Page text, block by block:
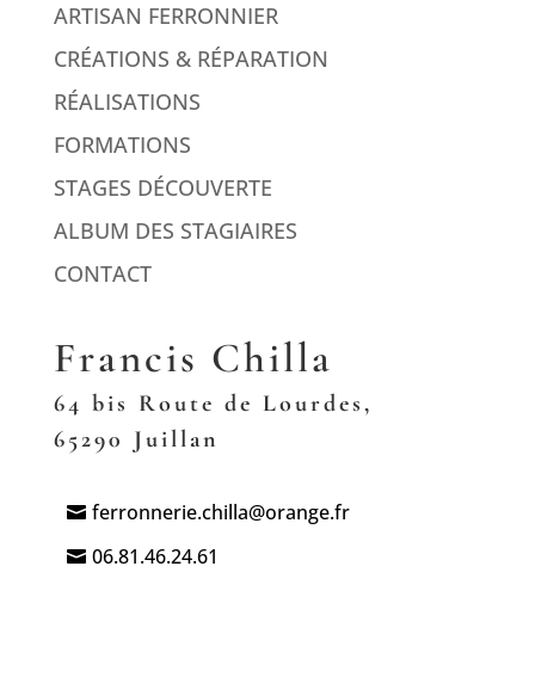
ARTISAN FERRONNIER
CRÉATIONS & RÉPARATION
RÉALISATIONS
FORMATIONS
STAGES DÉCOUVERTE
ALBUM DES STAGIAIRES
CONTACT
Francis Chilla
64 bis Route de Lourdes,
65290 Juillan
ferronnerie.chilla@orange.fr
06.81.46.24.61